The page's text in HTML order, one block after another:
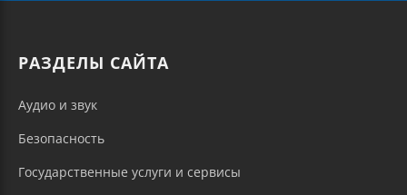
РАЗДЕЛЫ САЙТА
Аудио и звук
Безопасность
Государственные услуги и сервисы